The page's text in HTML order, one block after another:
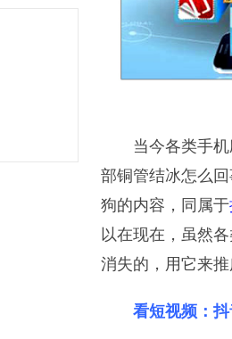
当今各类手
部铜管结冰怎么
狗的内容，同属于
以在现在，虽然
消失的，用它来
看短视频：